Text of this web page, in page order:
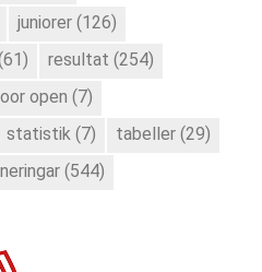
juniorer (126)
resultat (254)
open (7)
statistik (7) tabeller (29)
(544)